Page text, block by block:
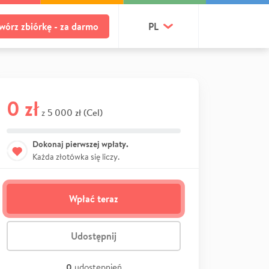
zbiórkę - za darmo PL
0 zł z 5 000 zł (Cel)
Dokonaj pierwszej wpłaty.
Każda złotówka się liczy.
Wpłać teraz
Udostępnij